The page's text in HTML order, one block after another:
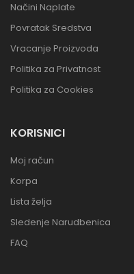
Načini Naplate
Povratak Sredstva
Vracanje Proizvoda
Politika za Privatnost
Politika za Cookies
KORISNICI
Moj račun
Korpa
Lista želja
Sledenje Narudbenica
FAQ